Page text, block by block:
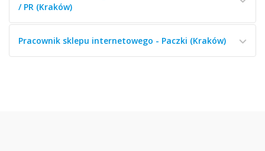
/ PR (Kraków)
Pracownik sklepu internetowego - Paczki (Kraków)